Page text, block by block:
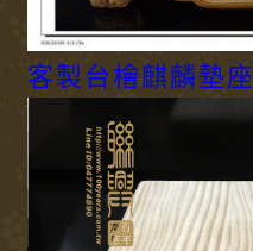
客製台檜麒麟墊座